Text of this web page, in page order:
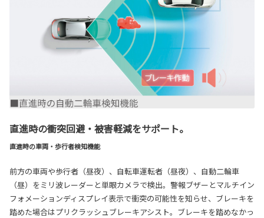
直進時の衝突回避・被害軽減をサポート。
直進時の車両・歩行者検知機能
前方の車両や歩行者（昼夜）、自転車運転者（昼夜）、自動二輪車
（昼）をミリ波レーダーと単眼カメラで検出。警報ブザーとマルチイン
フォメーションディスプレイ表示で衝突の可能性を知らせ、ブレーキを
踏めた場合はプリクラッシュブレーキアシスト。ブレーキを踏めなかっ